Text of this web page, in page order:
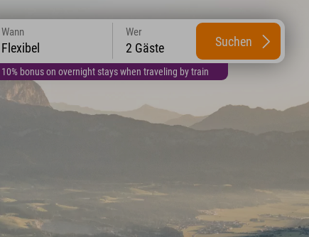
10% bonus on overnight stays when traveling by train
Wann
Flexibel
Wer
2 Gäste Suchen